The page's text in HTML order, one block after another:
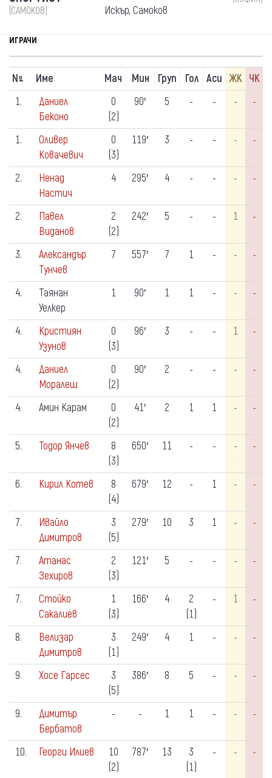
(САМОКОВ) Искър, Самоков
ИГРАЧИ
Nº Име Мач Мин Груп Гол Аси ЖК ЧК
1.
Даниел
Беконо
0
(2)
90′ 5 - - - -
1.
Оливер
Ковачевич
0
(3)
119′ 3 - - - -
2.
Ненад
Настич
4 295′ 4 - - - -
2.
Павел
Виданов
2
(2)
242′ 5 - - 1 -
3.
Александър
Тунчев
7 557′ 7 1 - - -
4.
Таянан
Уелкер
1 90′ 1 1 - - -
4.
Кристиян
Узунов
0
(3)
96′ 3 - - 1 -
4.
Даниел
Моралеш
0
(2)
90′ 2 - - - -
4. Амин Карам
0
(2)
41′ 2 1 1 - -
5. Тодор Янчев
8
(3)
650′ 11 - - - -
6. Кирил Котев
8
(4)
679′ 12 - 1 - -
7.
Ивайло
Димитров
3
(5)
279′ 10 3 1 - -
7.
Атанас
Зехиров
2
(3)
121′ 5 - - - -
7.
Стойко
Сакалиев
1
(3)
166′ 4
2
(1)
- 1 -
8.
Велизар
Димитров
3
(1)
249′ 4 1 - - -
9. Хосе Гарсес
3
(5)
386′ 8 5 - - -
9.
Димитър
Бербатов
- - 1 1 - - -
10. Георги Илиев
10
(2)
787′ 13
3
(1)
- - -